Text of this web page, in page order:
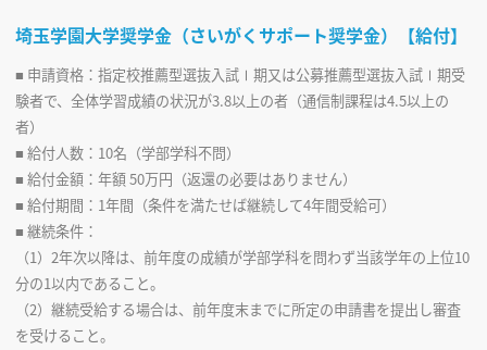
埼玉学園大学奨学金（さいがくサポート奨学金）【給付】
■ 申請資格：指定校推薦型選抜入試Ⅰ期又は公募推薦型選抜入試Ⅰ期受
験者で、全体学習成績の状況が3.8以上の者（通信制課程は4.5以上の
者）
■ 給付人数：10名（学部学科不問）
■ 給付金額：年額 50万円（返還の必要はありません）
■ 給付期間：1年間（条件を満たせば継続して4年間受給可）
■ 継続条件：
（1）2年次以降は、前年度の成績が学部学科を問わず当該学年の上位10
分の1以内であること。
（2）継続受給する場合は、前年度末までに所定の申請書を提出し審査
を受けること。